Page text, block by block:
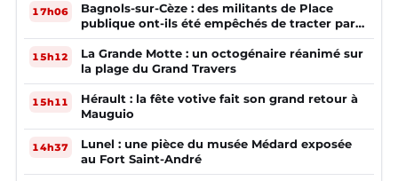
17h06
Bagnols-sur-Cèze : des militants de Place
publique ont-ils été empêchés de tracter par
la mairie ?
15h12
La Grande Motte : un octogénaire réanimé sur
la plage du Grand Travers
15h11
Hérault : la fête votive fait son grand retour à
Mauguio
14h37
Lunel : une pièce du musée Médard exposée
au Fort Saint-André